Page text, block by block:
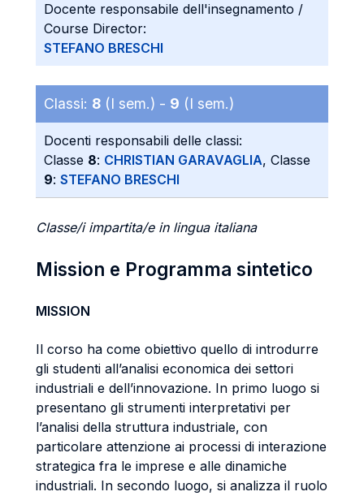
Docente responsabile dell'insegnamento /
Course Director:
STEFANO BRESCHI
Classi: 8 (I sem.) - 9 (I sem.)
Docenti responsabili delle classi:
Classe 8: CHRISTIAN GARAVAGLIA, Classe
9: STEFANO BRESCHI
Classe/i impartita/e in lingua italiana
Mission e Programma sintetico
MISSION
Il corso ha come obiettivo quello di introdurre
gli studenti all’analisi economica dei settori
industriali e dell’innovazione. In primo luogo si
presentano gli strumenti interpretativi per
l’analisi della struttura industriale, con
particolare attenzione ai processi di interazione
strategica fra le imprese e alle dinamiche
industriali. In secondo luogo, si analizza il ruolo